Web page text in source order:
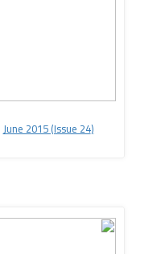
(June 2015 (Issue 24